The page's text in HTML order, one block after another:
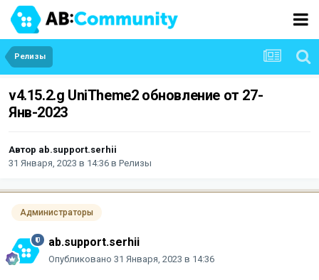
Релизы
v4.15.2.g UniTheme2 обновление от 27-
Янв-2023
Автор ab.support.serhii
31 Января, 2023 в 14:36 в Релизы
Администраторы
ab.support.serhii
Опубликовано 31 Января, 2023 в 14:36